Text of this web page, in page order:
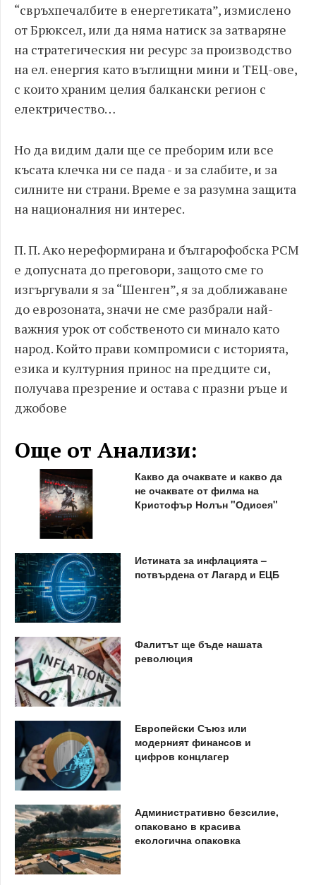
“свръхпечалбите в енергетиката”, измислено
от Брюксел, или да няма натиск за затваряне
на стратегическия ни ресурс за производство
на ел. енергия като въглищни мини и ТЕЦ-ове,
с които храним целия балкански регион с
електричество…
Но да видим дали ще се преборим или все
късата клечка ни се пада - и за слабите, и за
силните ни страни. Време е за разумна защита
на националния ни интерес.
П. П. Ако нереформирана и българофобска РСМ
е допусната до преговори, защото сме го
изгъргували я за “Шенген”, я за доближаване
до еврозоната, значи не сме разбрали най-
важния урок от собственото си минало като
народ. Който прави компромиси с историята,
езика и културния принос на предците си,
получава презрение и остава с празни ръце и
джобове
Още от Анализи:
Какво да очаквате и какво да
не очаквате от филма на
Кристофър Нолън "Одисея"
Истината за инфлацията –
потвърдена от Лагард и ЕЦБ
Фалитът ще бъде нашата
революция
Европейски Съюз или
модерният финансов и
цифров концлагер
Административно безсилие,
опаковано в красива
екологична опаковка